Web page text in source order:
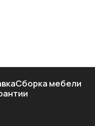
Сборка мебели